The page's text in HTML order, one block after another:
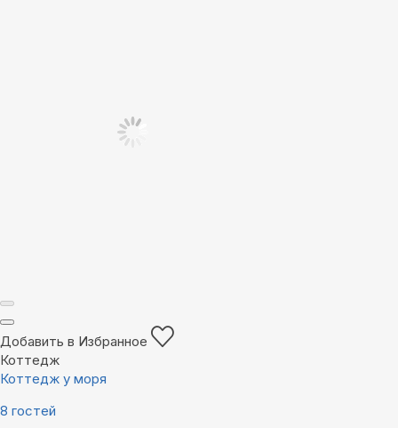
Добавить в Избранное
Коттедж
Коттедж у моря
8 гостей